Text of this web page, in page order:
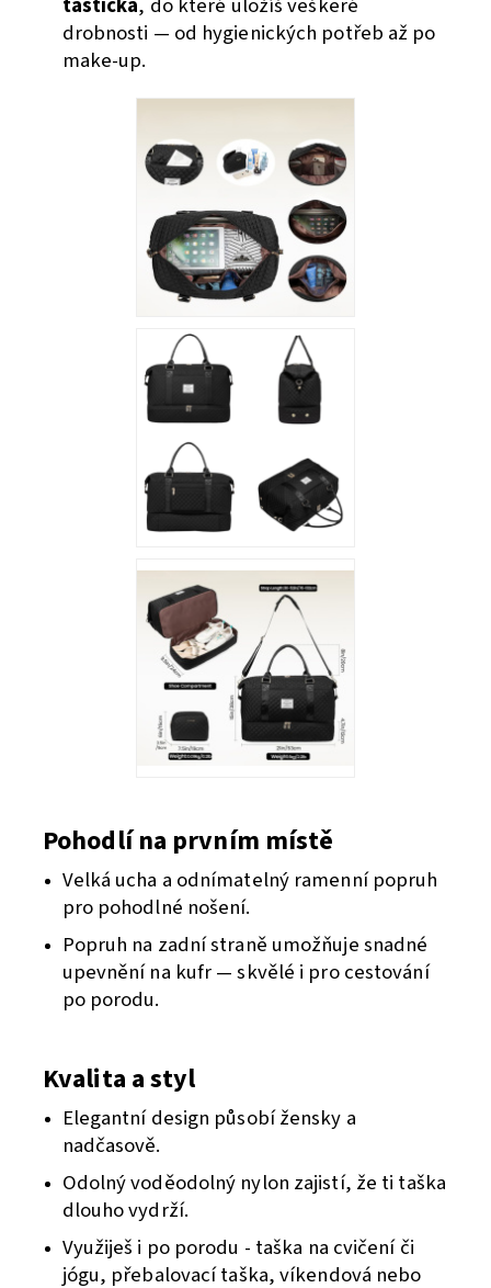
drobnosti — od hygienických potřeb až po
make-up.
Pohodlí na prvním místě
Velká ucha a odnímatelný ramenní popruh
pro pohodlné nošení.
Popruh na zadní straně umožňuje snadné
upevnění na kufr — skvělé i pro cestování
po porodu.
Kvalita a styl
Elegantní design působí žensky a
nadčasově.
Odolný voděodolný nylon zajistí, že ti taška
dlouho vydrží.
Využiješ i po porodu - taška na cvičení či
jógu, přebalovací taška, víkendová nebo